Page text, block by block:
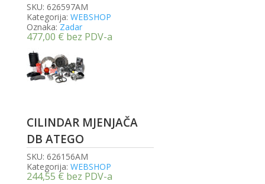
SKU: 626597AM
Kategorija: WEBSHOP
Oznaka: Zadar
477,00 € bez PDV-a
CILINDAR MJENJAČA
DB ATEGO
SKU: 626156AM
Kategorija: WEBSHOP
244,55 € bez PDV-a